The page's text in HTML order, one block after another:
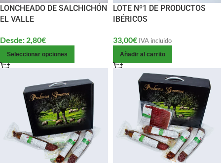
LONCHEADO DE SALCHICHÓN
EL VALLE
Desde: 2,80€
Seleccionar opciones
LOTE Nº1 DE PRODUCTOS
IBÉRICOS
33,00€ IVA incluido
Añadir al carrito